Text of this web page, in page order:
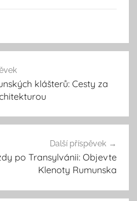
klášterů: Cesty za
Další příspěvek
po Transylvánii: Objevte
Klenoty Rumunska